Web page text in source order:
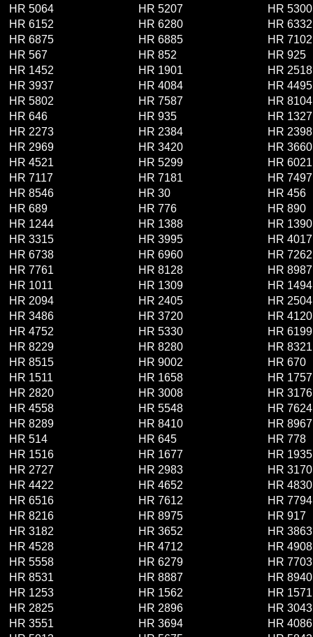
HR 5064
HR 5207
HR 5300
HR 6152
HR 6280
HR 6332
HR 6875
HR 6885
HR 7102
HR 567
HR 852
HR 925
HR 1452
HR 1901
HR 2518
HR 3937
HR 4084
HR 4495
HR 5802
HR 7587
HR 8104
HR 646
HR 935
HR 1327
HR 2273
HR 2384
HR 2398
HR 2969
HR 3420
HR 3660
HR 4521
HR 5299
HR 6021
HR 7117
HR 7181
HR 7497
HR 8546
HR 30
HR 456
HR 689
HR 776
HR 890
HR 1244
HR 1388
HR 1390
HR 3315
HR 3995
HR 4017
HR 6738
HR 6960
HR 7262
HR 7761
HR 8128
HR 8987
HR 1011
HR 1309
HR 1494
HR 2094
HR 2405
HR 2504
HR 3486
HR 3720
HR 4120
HR 4752
HR 5330
HR 6199
HR 8229
HR 8280
HR 8321
HR 8515
HR 9002
HR 670
HR 1511
HR 1658
HR 1757
HR 2820
HR 3008
HR 3176
HR 4558
HR 5548
HR 7624
HR 8289
HR 8410
HR 8967
HR 514
HR 645
HR 778
HR 1516
HR 1677
HR 1935
HR 2727
HR 2983
HR 3170
HR 4422
HR 4652
HR 4830
HR 6516
HR 7612
HR 7794
HR 8216
HR 8975
HR 917
HR 3182
HR 3652
HR 3863
HR 4528
HR 4712
HR 4908
HR 5558
HR 6279
HR 7703
HR 8531
HR 8887
HR 8940
HR 1253
HR 1562
HR 1571
HR 2825
HR 2896
HR 3043
HR 3551
HR 3694
HR 4086